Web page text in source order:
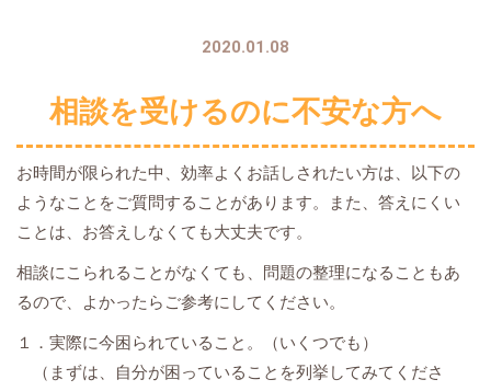
2020.01.08
相談を受けるのに不安な方へ
お時間が限られた中、効率よくお話しされたい方は、以下の
ようなことをご質問することがあります。また、答えにくい
ことは、お答えしなくても大丈夫です。
相談にこられることがなくても、問題の整理になることもあ
るので、よかったらご参考にしてください。
１．実際に今困られていること。（いくつでも）
（まずは、自分が困っていることを列挙してみてくださ